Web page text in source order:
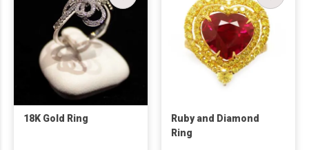
18K Gold Ring
Ruby and Diamond
Ring